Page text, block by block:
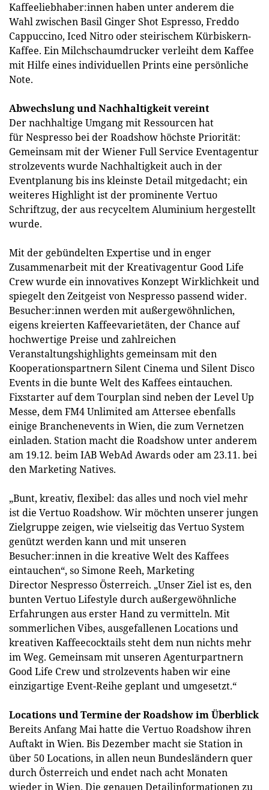
Kaffeeliebhaber:innen haben unter anderem die
Wahl zwischen Basil Ginger Shot Espresso, Freddo
Cappuccino, Iced Nitro oder steirischem Kürbiskern-
Kaffee. Ein Milchschaumdrucker verleiht dem Kaffee
mit Hilfe eines individuellen Prints eine persönliche
Note.
Abwechslung und Nachhaltigkeit vereint
Der nachhaltige Umgang mit Ressourcen hat
für Nespresso bei der Roadshow höchste Priorität:
Gemeinsam mit der Wiener Full Service Eventagentur
strolzevents wurde Nachhaltigkeit auch in der
Eventplanung bis ins kleinste Detail mitgedacht; ein
weiteres Highlight ist der prominente Vertuo
Schriftzug, der aus recyceltem Aluminium hergestellt
wurde.
Mit der gebündelten Expertise und in enger
Zusammenarbeit mit der Kreativagentur Good Life
Crew wurde ein innovatives Konzept Wirklichkeit und
spiegelt den Zeitgeist von Nespresso passend wider.
Besucher:innen werden mit außergewöhnlichen,
eigens kreierten Kaffeevarietäten, der Chance auf
hochwertige Preise und zahlreichen
Veranstaltungshighlights gemeinsam mit den
Kooperationspartnern Silent Cinema und Silent Disco
Events in die bunte Welt des Kaffees eintauchen.
Fixstarter auf dem Tourplan sind neben der Level Up
Messe, dem FM4 Unlimited am Attersee ebenfalls
einige Branchenevents in Wien, die zum Vernetzen
einladen. Station macht die Roadshow unter anderem
am 19.12. beim IAB WebAd Awards oder am 23.11. bei
den Marketing Natives.
„Bunt, kreativ, flexibel: das alles und noch viel mehr
ist die Vertuo Roadshow. Wir möchten unserer jungen
Zielgruppe zeigen, wie vielseitig das Vertuo System
genützt werden kann und mit unseren
Besucher:innen in die kreative Welt des Kaffees
eintauchen“, so Simone Reeh, Marketing
Director Nespresso Österreich. „Unser Ziel ist es, den
bunten Vertuo Lifestyle durch außergewöhnliche
Erfahrungen aus erster Hand zu vermitteln. Mit
sommerlichen Vibes, ausgefallenen Locations und
kreativen Kaffeecocktails steht dem nun nichts mehr
im Weg. Gemeinsam mit unseren Agenturpartnern
Good Life Crew und strolzevents haben wir eine
einzigartige Event-Reihe geplant und umgesetzt.“
Locations und Termine der Roadshow im Überblick
Bereits Anfang Mai hatte die Vertuo Roadshow ihren
Auftakt in Wien. Bis Dezember macht sie Station in
über 50 Locations, in allen neun Bundesländern quer
durch Österreich und endet nach acht Monaten
wieder in Wien. Die genauen Detailinformationen zu